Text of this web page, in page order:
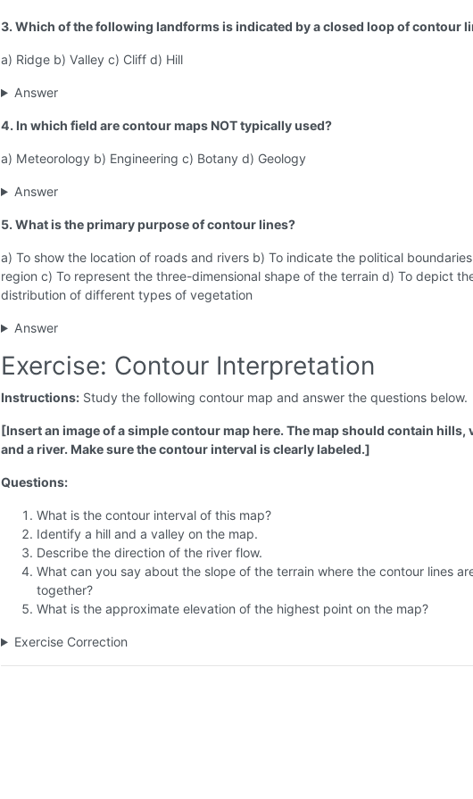
3. Which of the following landforms is indicated by a closed loop of contour
a) Ridge b) Valley c) Cliff d) Hill
Answer
4. In which field are contour maps NOT typically used?
a) Meteorology b) Engineering c) Botany d) Geology
Answer
5. What is the primary purpose of contour lines?
a) To show the location of roads and rivers b) To indicate the political
region c) To represent the three-dimensional shape of the terrain d) To depict
distribution of different types of vegetation
Answer
Exercise: Contour Interpretation
Instructions: Study the following contour map and answer the questions below.
[Insert an image of a simple contour map here. The map should contain hills,
and a river. Make sure the contour interval is clearly labeled.]
Questions:
What is the contour interval of this map?
Identify a hill and a valley on the map.
Describe the direction of the river flow.
What can you say about the slope of the terrain where the contour lines
together?
What is the approximate elevation of the highest point on the map?
Exercise Correction